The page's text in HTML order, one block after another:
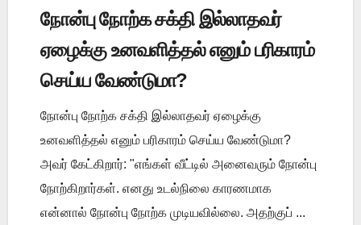
நோன்பு நோற்க சக்தி இல்லாதவர்
ஏழைக்கு உனவளித்தல் எனும் பரிகாரம்
செய்ய வேண்டுமா?
நோன்பு நோற்க சக்தி இல்லாதவர் ஏழைக்கு
உனவளித்தல் எனும் பரிகாரம் செய்ய வேண்டுமா?
அவர் கேட்கிறார்: "எங்கள் வீட்டில் அனைவரும் நோன்பு
நோற்கிறார்கள். எனது உடல்நிலை காரணமாக
என்னால் நோன்பு நோற்க முடியவில்லை. அதற்குப் ...